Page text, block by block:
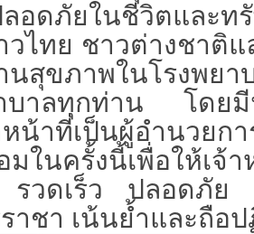
อดภัยในชีวิตและ
วไทย ชาวต่างชาติ
นสุขภาพในโรงพย
บาลทุกท่าน
โดย
น้าที่เป็นผู้อำนวยก
ในครั้งนี้เพื่อให้เจ้
รวดเร็ว ปลอดภัย
าชา เน้นย้ำและถือ